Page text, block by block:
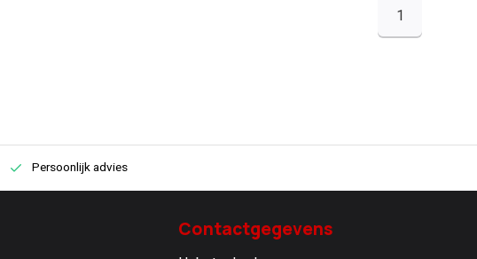
1
Persoonlijk advies
Contactgegevens